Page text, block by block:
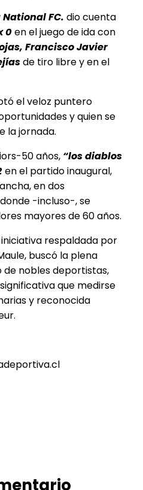
National FC. diocuenta
0 en el juego de ida con
Francisco Javier
de tiro libre y en el
el veloz puntero
y quien se
la jornada.
50 años, “los diablos
en el partido inaugural,
en dos
-incluso-, se
mayores de 60 años.
respaldada por
buscó la plena
nobles deportistas,
que medirse
y reconocida